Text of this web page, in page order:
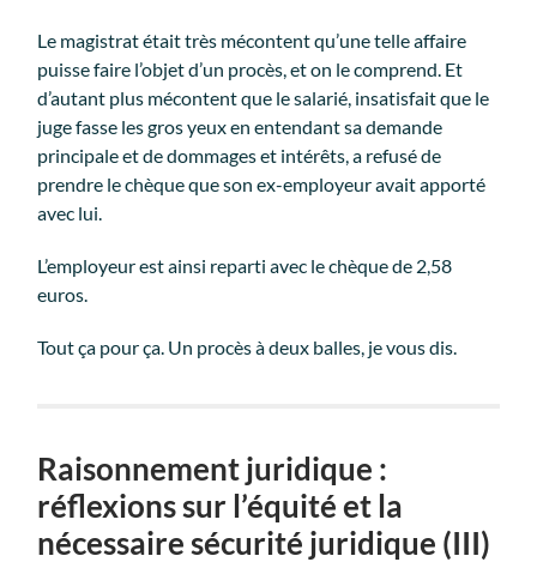
Le magistrat était très mécontent qu’une telle affaire
puisse faire l’objet d’un procès, et on le comprend. Et
d’autant plus mécontent que le salarié, insatisfait que le
juge fasse les gros yeux en entendant sa demande
principale et de dommages et intérêts, a refusé de
prendre le chèque que son ex-employeur avait apporté
avec lui.
L’employeur est ainsi reparti avec le chèque de 2,58
euros.
Tout ça pour ça. Un procès à deux balles, je vous dis.
Raisonnement juridique :
réflexions sur l’équité et la
nécessaire sécurité juridique (III)